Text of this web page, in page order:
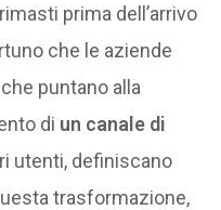
prima dell’arrivo
che le aziende
puntano alla
di un canale di
utenti, definiscano
trasformazione,